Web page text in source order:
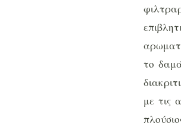
το
με τις